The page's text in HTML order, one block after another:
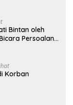
Bintan oleh
Persoalan
Korban